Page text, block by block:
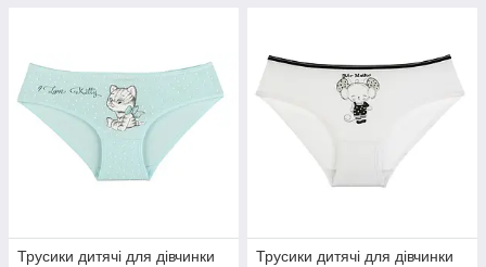
Трусики дитячі для дівчинки
Трусики дитячі для дівчинки